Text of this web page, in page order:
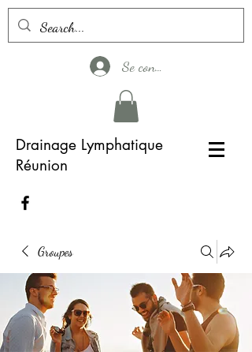
Se connecter
Drainage Lymphatique
Réunion
Groupes